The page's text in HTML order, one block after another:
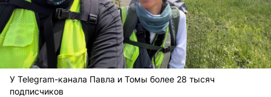
У Telegram-канала Павла и Томы более 28 тысяч
подписчиков